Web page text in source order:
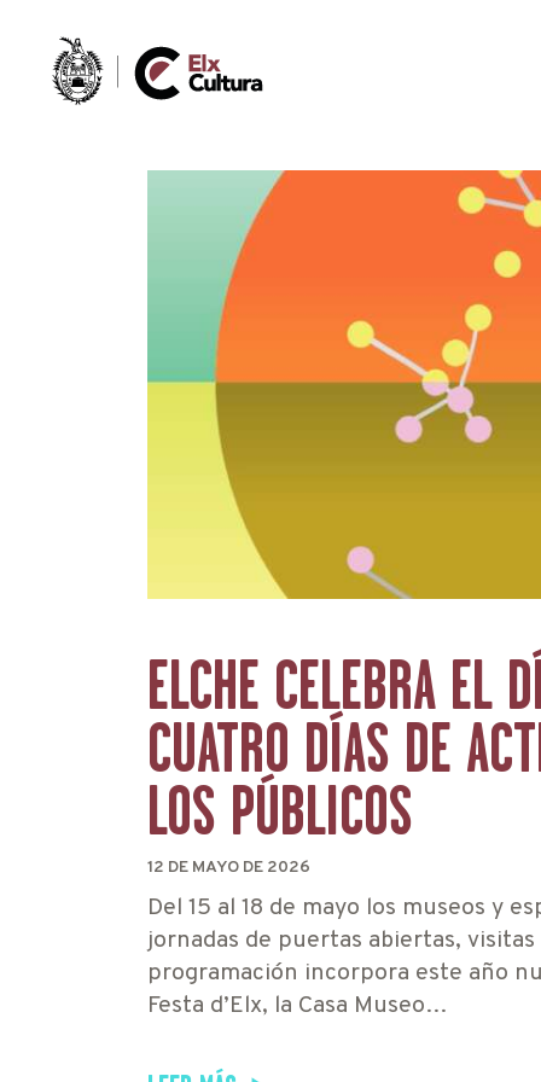
ELCHE CELEBRA EL
CUATRO DÍAS DE
LOS PÚBLICOS
12 DE MAYO DE 2026
Del 15 al 18 de mayo los museos y
jornadas de puertas abiertas,
programación incorpora este año
Festa d’Elx, la Casa Museo…